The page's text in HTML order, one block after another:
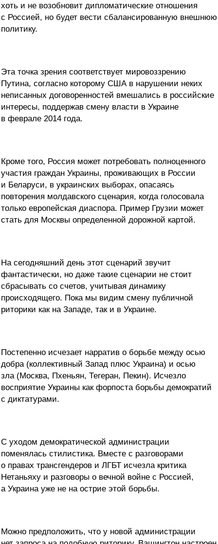
хоть и не возобновит дипломатические отношения
с Россией, но будет вести сбалансированную внешнюю
политику.
Эта точка зрения соответствует мировоззрению
Путина, согласно которому США в нарушении неких
неписанных договоренностей вмешались в российские
интересы, поддержав смену власти в Украине
в феврале 2014 года.
Кроме того, Россия может потребовать полноценного
участия граждан Украины, проживающих в России
и Беларуси, в украинских выборах, опасаясь
повторения молдавского сценария, когда голосовала
только европейская диаспора. Пример Грузии может
стать для Москвы определенной дорожной картой.
На сегодняшний день этот сценарий звучит
фантастически, но даже такие сценарии не стоит
сбрасывать со счетов, учитывая динамику
происходящего. Пока мы видим смену публичной
риторики как на Западе, так и в Украине.
Постепенно исчезает нарратив о борьбе между осью
добра (коллективный Запад плюс Украина) и осью
зла (Москва, Пхеньян, Тегеран, Пекин). Исчезло
восприятие Украины как форпоста борьбы демократий
с диктатурами.
С уходом демократической администрации
поменялась стилистика. Вместе с разговорами
о правах трансгендеров и ЛГБТ исчезла критика
Нетаньяху и разговоры о вечной войне с Россией,
а Украина уже не на острие этой борьбы.
Можно предположить, что у новой администрации